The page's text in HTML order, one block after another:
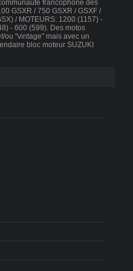
francophone des
GSXR / 750 GSXR / GSXF /
/ MOTEURS: 1200 (1157) -
- 600 (599). Des motos
ou "vintage" mais avec un
bloc moteur SUZUKI